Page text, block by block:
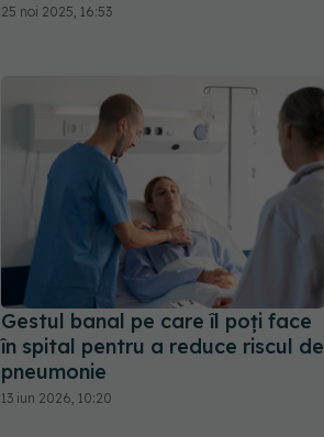
25 noi 2025, 16:53
Gestul banal pe care îl poți face
în spital pentru a reduce riscul de
pneumonie
13 iun 2026, 10:20